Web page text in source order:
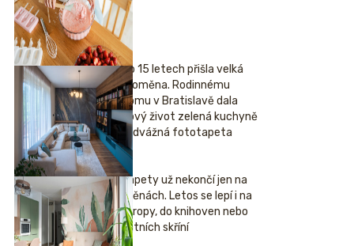
Po 15 letech přišla velká
proměna. Rodinnému
domu v Bratislavě dala
nový život zelená kuchyně
i odvážná fototapeta
Tapety už nekončí jen na
stěnách. Letos se lepí i na
stropy, do knihoven nebo
šatních skříní